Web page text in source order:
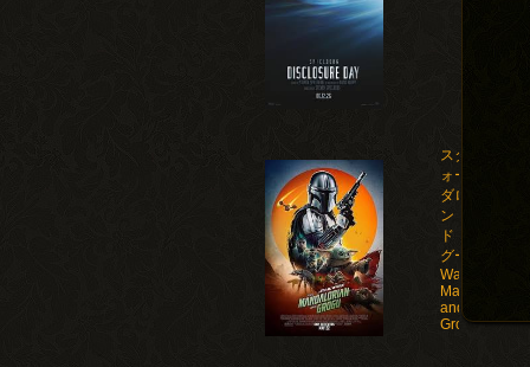
スター・ウ
ォーズ マン
ダロリア
ン・アン
ド・グロー
グー/Star
Wars: The
Mandalorian
and
Grogu(2026)